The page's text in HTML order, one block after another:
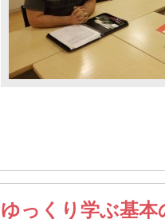
ゆっくり学ぶ基本